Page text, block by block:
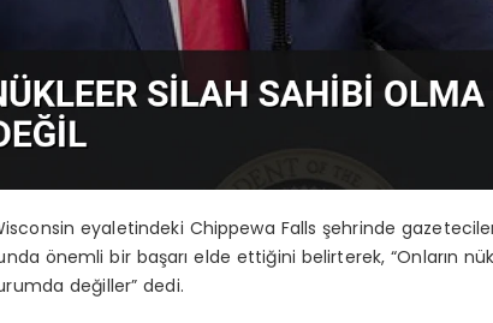
eyaletindeki Chippewa Falls şehrinde
önemli bir başarı elde ettiğini belirterek, “Onların
değiller” dedi.